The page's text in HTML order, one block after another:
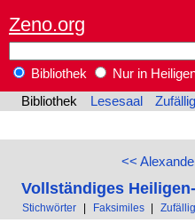
Zeno.org
Bibliothek
Nur in
Bibliothek
Lesesaal
<<
Vollständiges
Stichwörter | Faksimiles |